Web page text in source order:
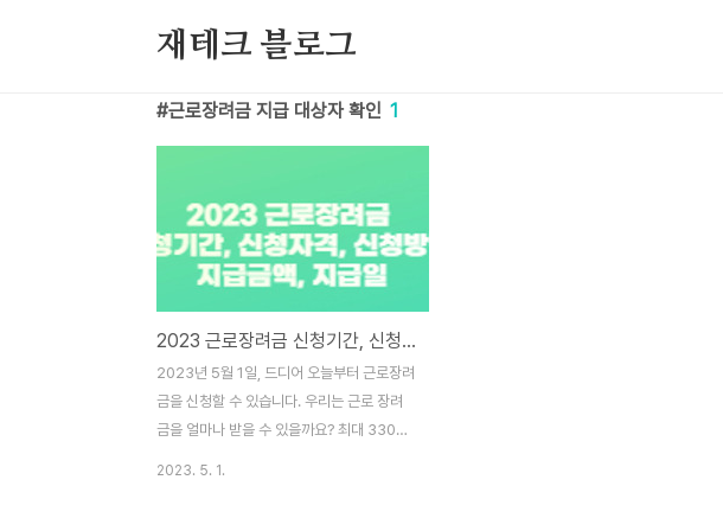
재테크 블로그
근로장려금 지급 대상자 확인 1
2023 근로장려금 신청기간, 신청자격, 신청방법, 지급금액, 지급일
2023년 5월 1일, 드디어 오늘부터 근로장려
금을 신청할 수 있습니다. 우리는 근로 장려
금을 얼마나 받을 수 있을까요? 최대 330만
2023. 5. 1.